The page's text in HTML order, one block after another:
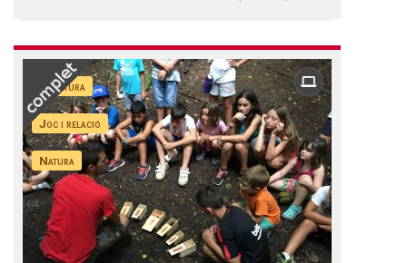
Aventura
Joc i relació
Natura